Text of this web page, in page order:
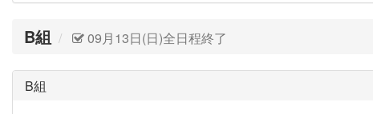
B組 09月13日(日)全日程終了
B組